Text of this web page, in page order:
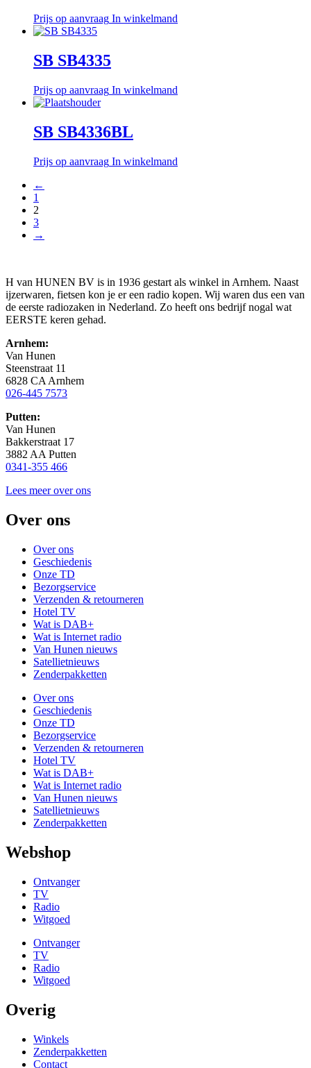
Prijs op aanvraag In winkelmand
SB SB4335
Prijs op aanvraag In winkelmand
SB SB4336BL
Prijs op aanvraag In winkelmand
←
1
2
3
→
H van HUNEN BV is in 1936 gestart als winkel in Arnhem. Naast
ijzerwaren, fietsen kon je er een radio kopen. Wij waren dus een van
de eerste radiozaken in Nederland. Zo heeft ons bedrijf nogal wat
EERSTE keren gehad.
Arnhem:
Van Hunen
Steenstraat 11
6828 CA Arnhem
026-445 7573
Putten:
Van Hunen
Bakkerstraat 17
3882 AA Putten
0341-355 466
Lees meer over ons
Over ons
Over ons
Geschiedenis
Onze TD
Bezorgservice
Verzenden & retourneren
Hotel TV
Wat is DAB+
Wat is Internet radio
Van Hunen nieuws
Satellietnieuws
Zenderpakketten
Over ons
Geschiedenis
Onze TD
Bezorgservice
Verzenden & retourneren
Hotel TV
Wat is DAB+
Wat is Internet radio
Van Hunen nieuws
Satellietnieuws
Zenderpakketten
Webshop
Ontvanger
TV
Radio
Witgoed
Ontvanger
TV
Radio
Witgoed
Overig
Winkels
Zenderpakketten
Contact